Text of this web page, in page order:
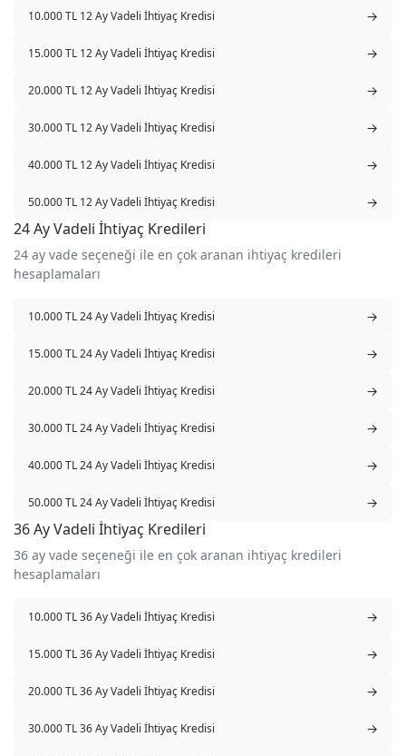
10.000 TL 12 Ay Vadeli İhtiyaç Kredisi →
15.000 TL 12 Ay Vadeli İhtiyaç Kredisi →
20.000 TL 12 Ay Vadeli İhtiyaç Kredisi →
30.000 TL 12 Ay Vadeli İhtiyaç Kredisi →
40.000 TL 12 Ay Vadeli İhtiyaç Kredisi →
50.000 TL 12 Ay Vadeli İhtiyaç Kredisi →
24 Ay Vadeli İhtiyaç Kredileri
24 ay vade seçeneği ile en çok aranan ihtiyaç kredileri
hesaplamaları
10.000 TL 24 Ay Vadeli İhtiyaç Kredisi →
15.000 TL 24 Ay Vadeli İhtiyaç Kredisi →
20.000 TL 24 Ay Vadeli İhtiyaç Kredisi →
30.000 TL 24 Ay Vadeli İhtiyaç Kredisi →
40.000 TL 24 Ay Vadeli İhtiyaç Kredisi →
50.000 TL 24 Ay Vadeli İhtiyaç Kredisi →
36 Ay Vadeli İhtiyaç Kredileri
36 ay vade seçeneği ile en çok aranan ihtiyaç kredileri
hesaplamaları
10.000 TL 36 Ay Vadeli İhtiyaç Kredisi →
15.000 TL 36 Ay Vadeli İhtiyaç Kredisi →
20.000 TL 36 Ay Vadeli İhtiyaç Kredisi →
30.000 TL 36 Ay Vadeli İhtiyaç Kredisi →